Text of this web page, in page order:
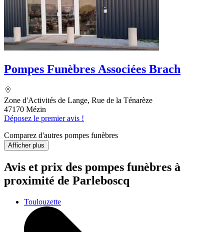
Pompes Funèbres Associées Brach
Zone d'Activités de Lange, Rue de la Ténarèze
47170 Mézin
Déposez le premier avis !
Comparez d'autres pompes funèbres
Afficher plus
Avis et prix des pompes funèbres à
proximité de Parleboscq
Toulouzette